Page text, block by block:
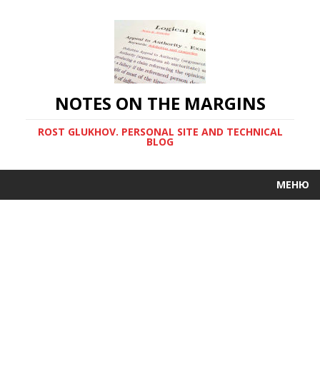
NOTES ON THE MARGINS
ROST GLUKHOV. PERSONAL SITE AND TECHNICAL
BLOG
МЕНЮ